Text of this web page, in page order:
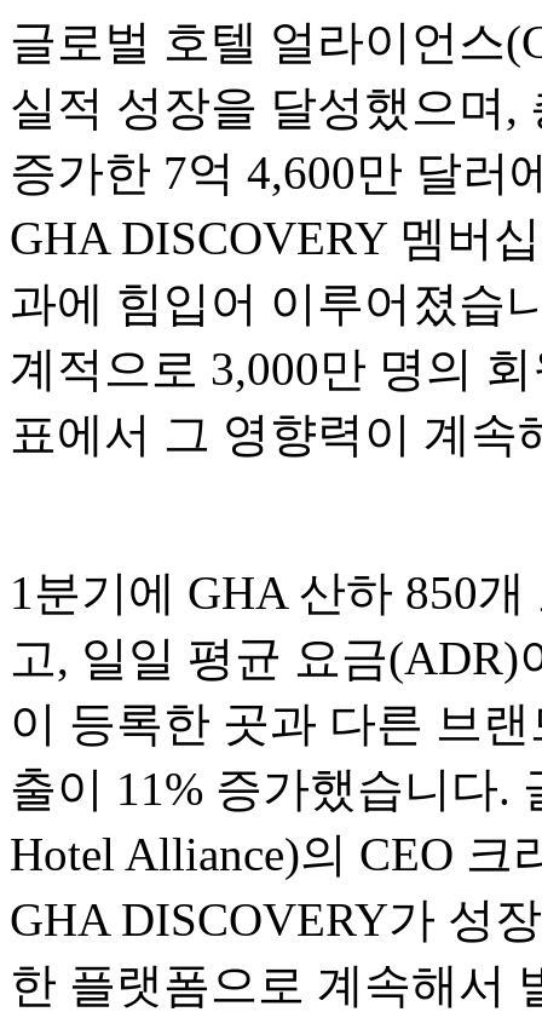
글로벌 호텔 얼라이언스
실적 성장을 달성했으며,
증가한 7억 4,600만 달러
GHA DISCOVERY 멤버
과에 힘입어 이루어졌습
계적으로 3,000만 명의
표에서 그 영향력이 계속
1분기에 GHA 산하 850
고, 일일 평균 요금
이 등록한 곳과 다른 브
출이 11% 증가했습니다.
Hotel Alliance)의 CEO
GHA DISCOVERY가 성
한 플랫폼으로 계속해서